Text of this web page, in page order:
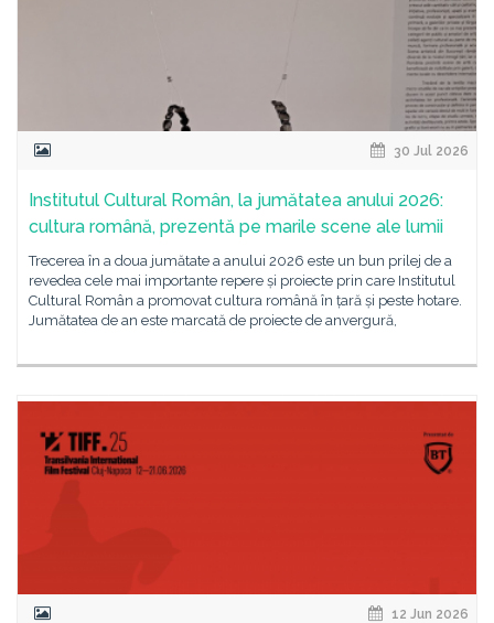
30 Jul 2026
Institutul Cultural Român, la jumătatea anului 2026:
cultura română, prezentă pe marile scene ale lumii
Trecerea în a doua jumătate a anului 2026 este un bun prilej de a
revedea cele mai importante repere și proiecte prin care Institutul
Cultural Român a promovat cultura română în țară și peste hotare.
Jumătatea de an este marcată de proiecte de anvergură,
12 Jun 2026